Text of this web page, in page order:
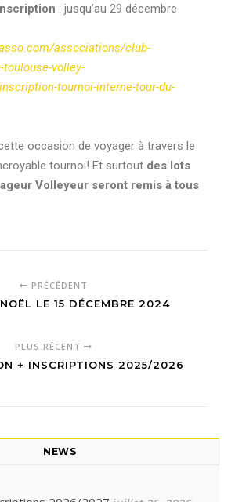
: jusqu’au 29 décembre
associations/club-
volley-
tournoi-interne-tour-du-
occasion de voyager à travers le
tournoi! Et surtout des lots
Volleyeur seront remis à tous
PRÉCÉDENT
LE 15 DÉCEMBRE 2024
PLUS RÉCENT
+ INSCRIPTIONS 2025/2026
NEWS